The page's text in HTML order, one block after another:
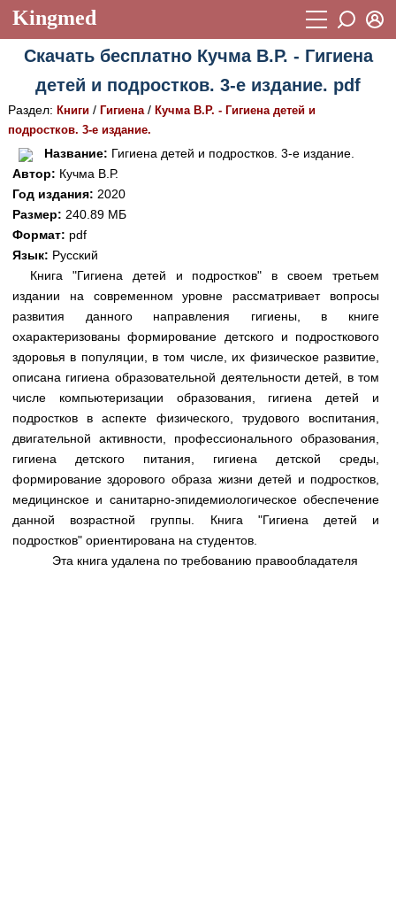
Kingmed
Учебный материал
Видеогалерея 899
Фотогалерея (1906)
Истории болезней 1268
Лекции и презентации
Аккредитационные тесты
Методические рекомендации
Научно-популярное
Статьи
Медицинская стандартизация
Нормативы экстренной и неотложной помощи
Нормы лабораторных и инструментальных
исследований
Обратная связь
Добавить материал
Пароль
Восстановить пароль
Регистрация
Скачать бесплатно Кучма В.Р. - Гигиена
детей и подростков. 3-е издание. pdf
Раздел: Книги/ Гигиена/ Кучма В.Р. - Гигиена детей и
подростков. 3-е издание.
Название: Гигиена детей и подростков. 3-е издание.
Автор: Кучма В.Р.
Год издания: 2020
Размер: 240.89 МБ
Формат: pdf
Язык: Русский
Книга "Гигиена детей и подростков" в своем третьем
издании на современном уровне рассматривает вопросы
развития данного направления гигиены, в книге
охарактеризованы формирование детского и подросткового
здоровья в популяции, в том числе, их физическое развитие,
описана гигиена образовательной деятельности детей, в том
числе компьютеризации образования, гигиена детей и
подростков в аспекте физического, трудового воспитания,
двигательной активности, профессионального образования,
гигиена детского питания, гигиена детской среды,
формирование здорового образа жизни детей и подростков,
медицинское и санитарно-эпидемиологическое обеспечение
данной возрастной группы. Книга "Гигиена детей и
подростков" ориентирована на студентов.
Эта книга удалена по требованию правообладателя